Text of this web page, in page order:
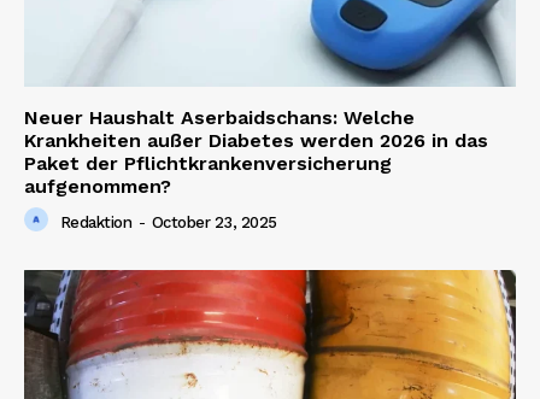
Neuer Haushalt Aserbaidschans: Welche
Krankheiten außer Diabetes werden 2026 in das
Paket der Pflichtkrankenversicherung
aufgenommen?
Redaktion - October 23, 2025